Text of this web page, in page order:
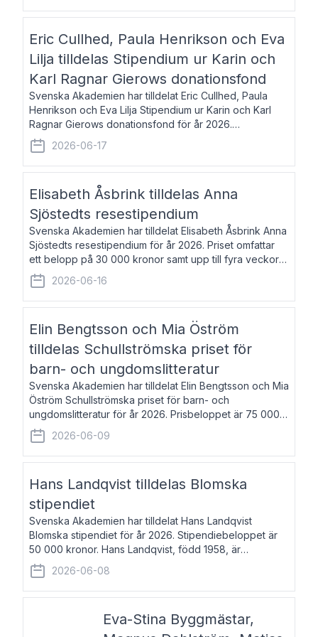
Eric Cullhed, Paula Henrikson och Eva
Lilja tilldelas Stipendium ur Karin och
Karl Ragnar Gierows donationsfond
Svenska Akademien har tilldelat Eric Cullhed, Paula
Henrikson och Eva Lilja Stipendium ur Karin och Karl
Ragnar Gierows donationsfond för år 2026.
Stipendiebeloppet är på 70 000 kronor vardera. Eric
Cullhed, född 1985, är professor i grekis
2026-06-17
Elisabeth Åsbrink tilldelas Anna
Sjöstedts resestipendium
Svenska Akademien har tilldelat Elisabeth Åsbrink Anna
Sjöstedts resestipendium för år 2026. Priset omfattar
ett belopp på 30 000 kronor samt upp till fyra veckors
fri vistelse i Akademiens lägenhet i Berlin. Elisabeth
Åsbrink, född 1965 oc
2026-06-16
Elin Bengtsson och Mia Öström
tilldelas Schullströmska priset för
barn- och ungdomslitteratur
Svenska Akademien har tilldelat Elin Bengtsson och Mia
Öström Schullströmska priset för barn- och
ungdomslitteratur för år 2026. Prisbeloppet är 75 000
kronor vardera. Elin Bengtsson, född 1987, är författare
och forskare i genusvetenskap.
2026-06-09
Hans Landqvist tilldelas Blomska
stipendiet
Svenska Akademien har tilldelat Hans Landqvist
Blomska stipendiet för år 2026. Stipendiebeloppet är
50 000 kronor. Hans Landqvist, född 1958, är
professor i svenska vid Göteborgs universitet. Han
disputerade år 2000 på avhandlingen Författn
2026-06-08
Eva-Stina Byggmästar,